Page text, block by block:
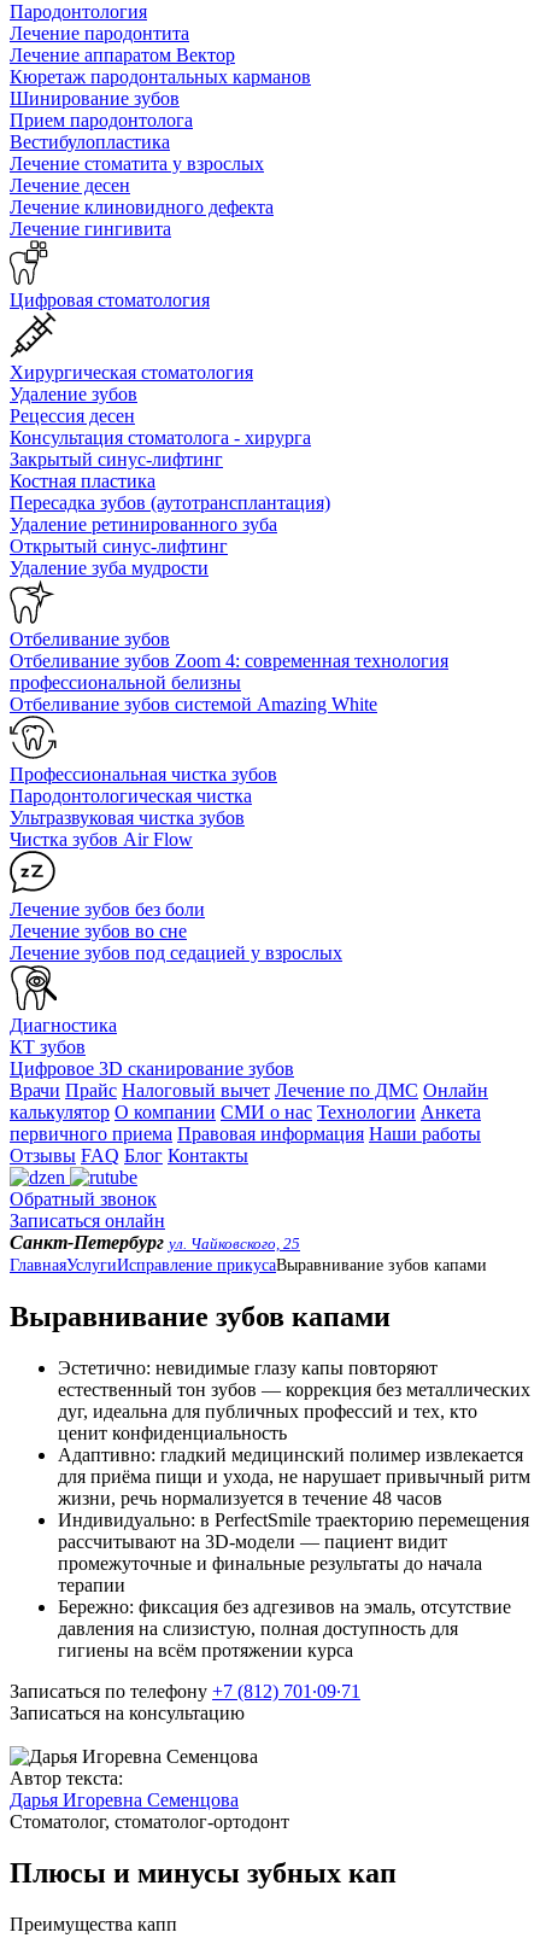
Пародонтология
Лечение пародонтита
Лечение аппаратом Вектор
Кюретаж пародонтальных карманов
Шинирование зубов
Прием пародонтолога
Вестибулопластика
Лечение стоматита у взрослых
Лечение десен
Лечение клиновидного дефекта
Лечение гингивита
Цифровая стоматология
Хирургическая стоматология
Удаление зубов
Рецессия десен
Консультация стоматолога - хирурга
Закрытый синус-лифтинг
Костная пластика
Пересадка зубов (аутотрансплантация)
Удаление ретинированного зуба
Открытый синус-лифтинг
Удаление зуба мудрости
Отбеливание зубов
Отбеливание зубов Zoom 4: современная технология
профессиональной белизны
Отбеливание зубов системой Amazing White
Профессиональная чистка зубов
Пародонтологическая чистка
Ультразвуковая чистка зубов
Чистка зубов Air Flow
Лечение зубов без боли
Лечение зубов во сне
Лечение зубов под седацией у взрослых
Диагностика
КТ зубов
Цифровое 3D сканирование зубов
Врачи Прайс Налоговый вычет Лечение по ДМС Онлайн
калькулятор О компании СМИ о нас Технологии Анкета
первичного приема Правовая информация Наши работы
Отзывы FAQ Блог Контакты
Обратный звонок
Записаться онлайн
Санкт-Петербург ул. Чайковского, 25
ГлавнаяУслугиИсправление прикусаВыравнивание зубов капами
Выравнивание зубов капами
Эстетично: невидимые глазу капы повторяют
естественный тон зубов — коррекция без металлических
дуг, идеальна для публичных профессий и тех, кто
ценит конфиденциальность
Адаптивно: гладкий медицинский полимер извлекается
для приёма пищи и ухода, не нарушает привычный ритм
жизни, речь нормализуется в течение 48 часов
Индивидуально: в PerfectSmile траекторию перемещения
рассчитывают на 3D-модели — пациент видит
промежуточные и финальные результаты до начала
терапии
Бережно: фиксация без адгезивов на эмаль, отсутствие
давления на слизистую, полная доступность для
гигиены на всём протяжении курса
Записаться по телефону +7 (812) 701∙09∙71
Записаться на консультацию
Автор текста:
Дарья Игоревна Семенцова
Стоматолог, стоматолог-ортодонт
Плюсы и минусы зубных кап
Преимущества капп